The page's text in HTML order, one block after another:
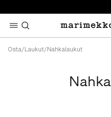
Osta/ Laukut/ Nahkalaukut